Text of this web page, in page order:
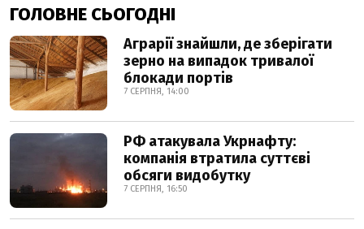
ГОЛОВНЕ СЬОГОДНІ
Аграрії знайшли, де зберігати
зерно на випадок тривалої
блокади портів
7 СЕРПНЯ, 14:00
РФ атакувала Укрнафту:
компанія втратила суттєві
обсяги видобутку
7 СЕРПНЯ, 16:50